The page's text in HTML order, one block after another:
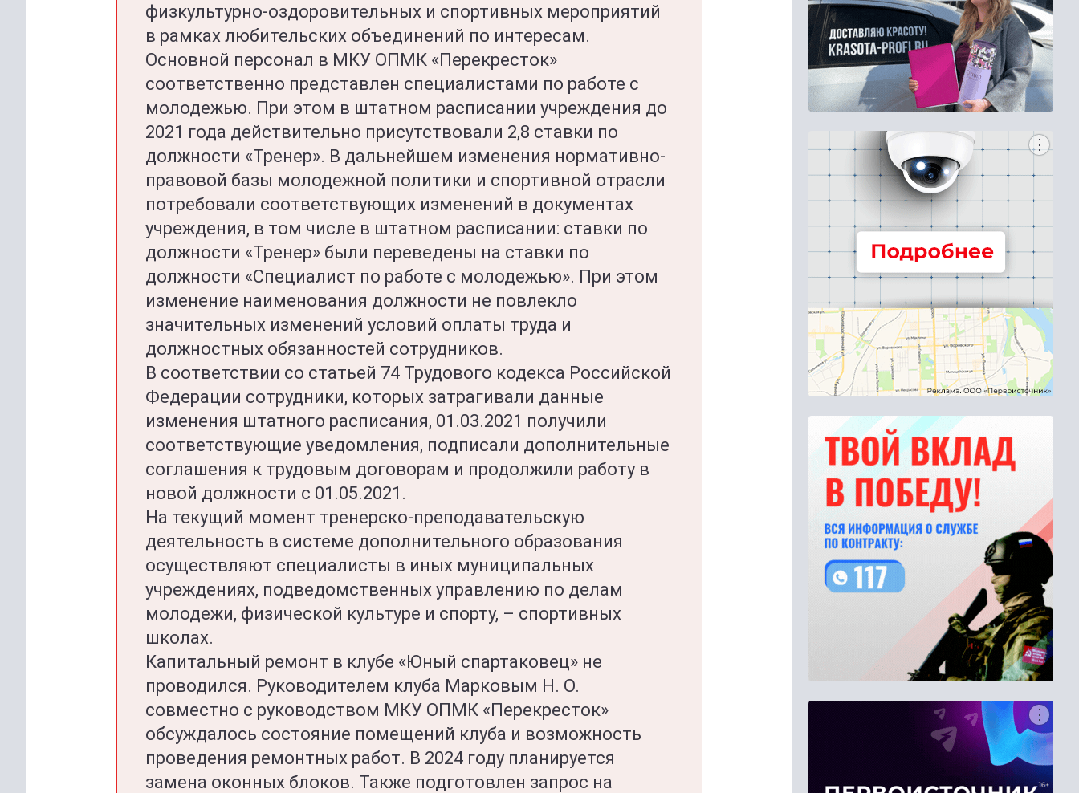
физкультурно-оздоровительных и спортивных мероприятий
в рамках любительских объединений по интересам.
Основной персонал в МКУ ОПМК «Перекресток»
соответственно представлен специалистами по работе с
молодежью. При этом в штатном расписании учреждения до
2021 года действительно присутствовали 2,8 ставки по
должности «Тренер». В дальнейшем изменения нормативно-
правовой базы молодежной политики и спортивной отрасли
потребовали соответствующих изменений в документах
учреждения, в том числе в штатном расписании: ставки по
должности «Тренер» были переведены на ставки по
должности «Специалист по работе с молодежью». При этом
изменение наименования должности не повлекло
значительных изменений условий оплаты труда и
должностных обязанностей сотрудников.
В соответствии со статьей 74 Трудового кодекса Российской
Федерации сотрудники, которых затрагивали данные
изменения штатного расписания, 01.03.2021 получили
соответствующие уведомления, подписали дополнительные
соглашения к трудовым договорам и продолжили работу в
новой должности с 01.05.2021.
На текущий момент тренерско-преподавательскую
деятельность в системе дополнительного образования
осуществляют специалисты в иных муниципальных
учреждениях, подведомственных управлению по делам
молодежи, физической культуре и спорту, – спортивных
школах.
Капитальный ремонт в клубе «Юный спартаковец» не
проводился. Руководителем клуба Марковым Н. О.
совместно с руководством МКУ ОПМК «Перекресток»
обсуждалось состояние помещений клуба и возможность
проведения ремонтных работ. В 2024 году планируется
замена оконных блоков. Также подготовлен запрос на